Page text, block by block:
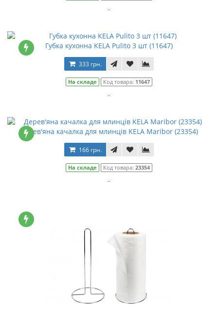
..
Губка кухонна KELA Pulito 3 шт (11647)
333 грн.
На складе Код товара: 11647
..
Дерев'яна качалка для млинців KELA Maribor (23354)
166 грн.
На складе Код товара: 23354
..